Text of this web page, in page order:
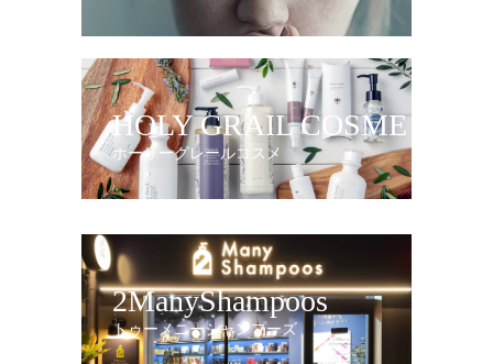
HOLY GRAIL COSME
ホーリーグレールコスメ
2ManyShampoos
トゥーメニーシャンプーズ